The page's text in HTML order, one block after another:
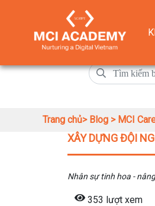
Trang chủ> Blog > MCI
XÂY DỰNG ĐỘI
Nhân sự tinh hoa -
353 lượt xem